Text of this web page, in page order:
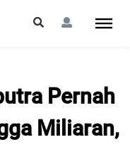
Pernah
Miliaran,